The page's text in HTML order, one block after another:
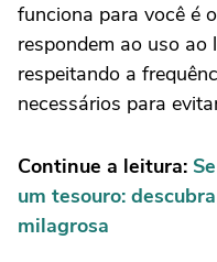
funciona para você é
respondem ao uso ao
respeitando a
necessários para
Continue a leitura:
um tesouro:
milagrosa